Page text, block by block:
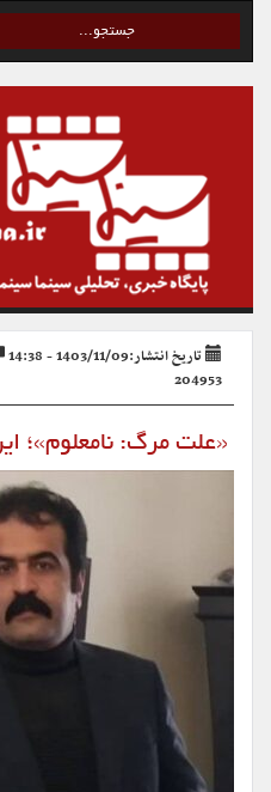
تاریخ انتشار:1403/11/09 - 14:38
204953
«علت مرگ: نامعلوم»؛